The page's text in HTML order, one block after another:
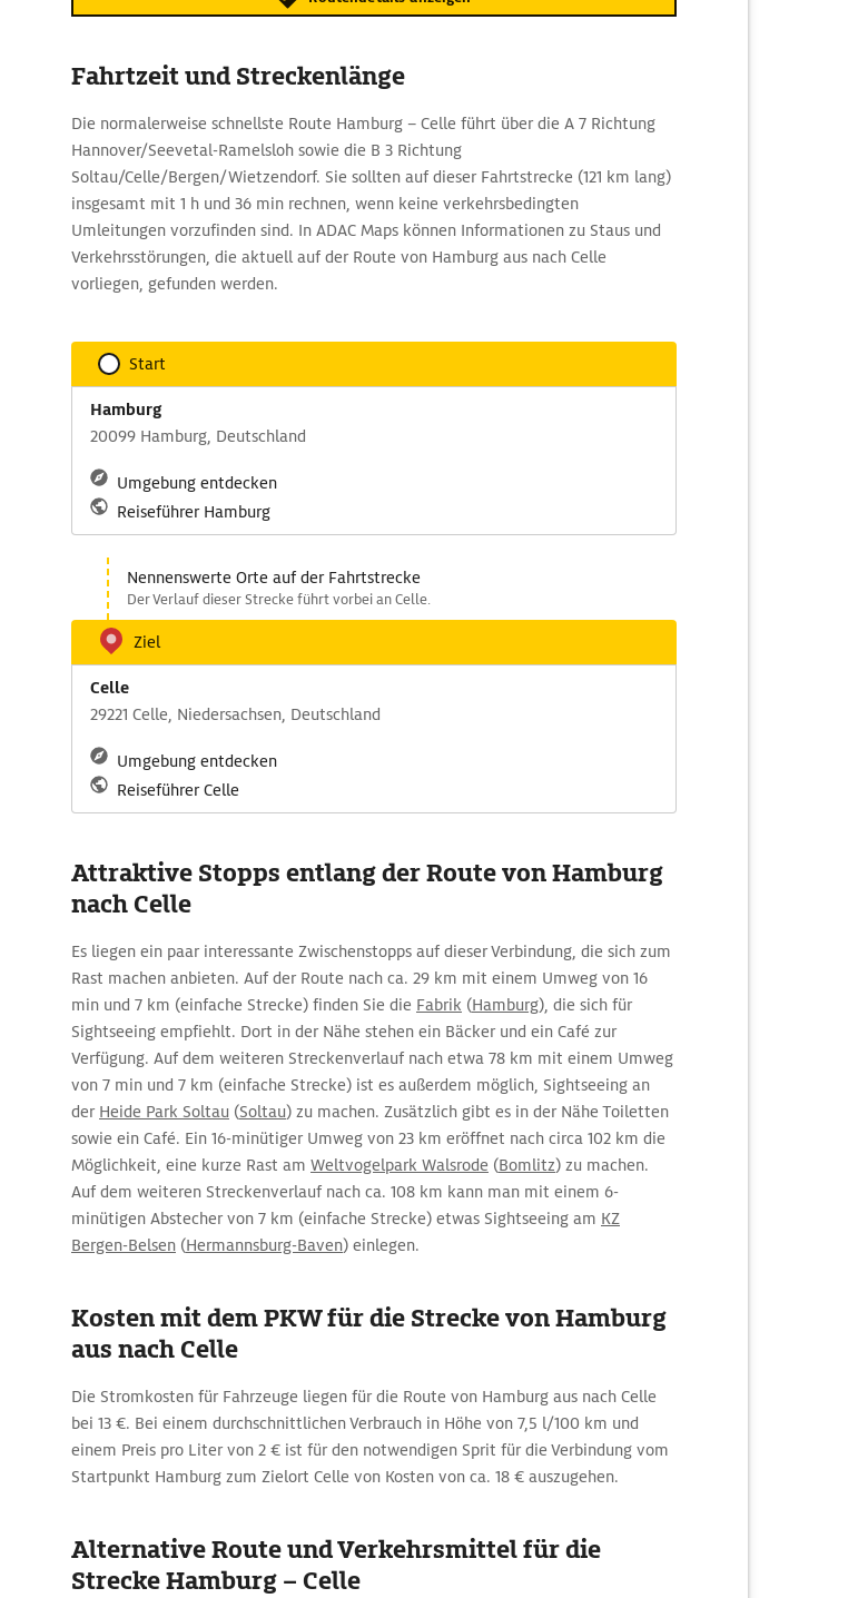
Fahrtzeit und Streckenlänge
Die normalerweise schnellste Route Hamburg – Celle führt über die A 7 Richtung
Hannover/Seevetal-Ramelsloh sowie die B 3 Richtung
Soltau/Celle/Bergen/Wietzendorf. Sie sollten auf dieser Fahrtstrecke (121 km lang)
insgesamt mit 1 h und 36 min rechnen, wenn keine verkehrsbedingten
Umleitungen vorzufinden sind. In ADAC Maps können Informationen zu Staus und
Verkehrsstörungen, die aktuell auf der Route von Hamburg aus nach Celle
vorliegen, gefunden werden.
Start
Hamburg
20099 Hamburg, Deutschland
Umgebung entdecken
Reiseführer Hamburg
Nennenswerte Orte auf der Fahrtstrecke
Der Verlauf dieser Strecke führt vorbei an Celle.
Ziel
Celle
29221 Celle, Niedersachsen, Deutschland
Umgebung entdecken
Reiseführer Celle
Attraktive Stopps entlang der Route von Hamburg
nach Celle
Es liegen ein paar interessante Zwischenstopps auf dieser Verbindung, die sich zum
Rast machen anbieten. Auf der Route nach ca. 29 km mit einem Umweg von 16
min und 7 km (einfache Strecke) finden Sie die Fabrik (Hamburg), die sich für
Sightseeing empfiehlt. Dort in der Nähe stehen ein Bäcker und ein Café zur
Verfügung. Auf dem weiteren Streckenverlauf nach etwa 78 km mit einem Umweg
von 7 min und 7 km (einfache Strecke) ist es außerdem möglich, Sightseeing an
der Heide Park Soltau (Soltau) zu machen. Zusätzlich gibt es in der Nähe Toiletten
sowie ein Café. Ein 16-minütiger Umweg von 23 km eröffnet nach circa 102 km die
Möglichkeit, eine kurze Rast am Weltvogelpark Walsrode (Bomlitz) zu machen.
Auf dem weiteren Streckenverlauf nach ca. 108 km kann man mit einem 6-
minütigen Abstecher von 7 km (einfache Strecke) etwas Sightseeing am KZ
Bergen-Belsen (Hermannsburg-Baven) einlegen.
Kosten mit dem PKW für die Strecke von Hamburg
aus nach Celle
Die Stromkosten für Fahrzeuge liegen für die Route von Hamburg aus nach Celle
bei 13 €. Bei einem durchschnittlichen Verbrauch in Höhe von 7,5 l/100 km und
einem Preis pro Liter von 2 € ist für den notwendigen Sprit für die Verbindung vom
Startpunkt Hamburg zum Zielort Celle von Kosten von ca. 18 € auszugehen.
Alternative Route und Verkehrsmittel für die
Strecke Hamburg – Celle